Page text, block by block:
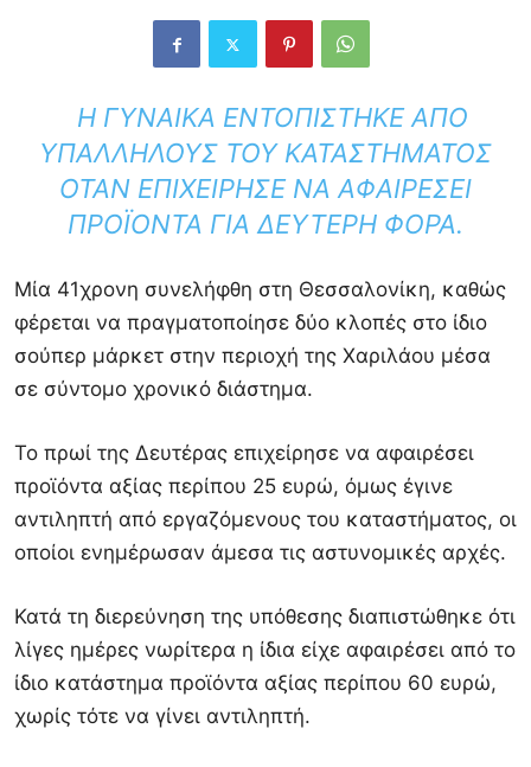
Η ΓΥΝΑΊΚΑ ΕΝΤΟΠΊΣΤΗΚΕ ΑΠΌ
ΥΠΑΛΛΉΛΟΥΣ ΤΟΥ ΚΑΤΑΣΤΉΜΑΤΟΣ
ΌΤΑΝ ΕΠΙΧΕΊΡΗΣΕ ΝΑ ΑΦΑΙΡΈΣΕΙ
ΠΡΟΪΌΝΤΑ ΓΙΑ ΔΕΎΤΕΡΗ ΦΟΡΆ.
Μία 41χρονη συνελήφθη στη Θεσσαλονίκη, καθώς
φέρεται να πραγματοποίησε δύο κλοπές στο ίδιο
σούπερ μάρκετ στην περιοχή της Χαριλάου μέσα
σε σύντομο χρονικό διάστημα.
Το πρωί της Δευτέρας επιχείρησε να αφαιρέσει
προϊόντα αξίας περίπου 25 ευρώ, όμως έγινε
αντιληπτή από εργαζόμενους του καταστήματος, οι
οποίοι ενημέρωσαν άμεσα τις αστυνομικές αρχές.
Κατά τη διερεύνηση της υπόθεσης διαπιστώθηκε ότι
λίγες ημέρες νωρίτερα η ίδια είχε αφαιρέσει από το
ίδιο κατάστημα προϊόντα αξίας περίπου 60 ευρώ,
χωρίς τότε να γίνει αντιληπτή.